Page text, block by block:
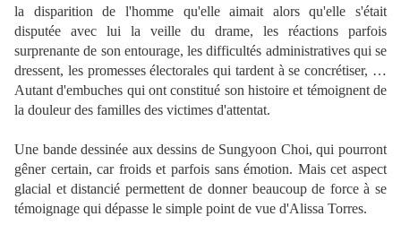
la disparition de l'homme qu'elle aimait alors qu'elle s'était
disputée avec lui la veille du drame, les réactions parfois
surprenante de son entourage, les difficultés administratives qui se
dressent, les promesses électorales qui tardent à se concrétiser, …
Autant d'embuches qui ont constitué son histoire et témoignent de
la douleur des familles des victimes d'attentat.
Une bande dessinée aux dessins de Sungyoon Choi, qui pourront
gêner certain, car froids et parfois sans émotion. Mais cet aspect
glacial et distancié permettent de donner beaucoup de force à se
témoignage qui dépasse le simple point de vue d'Alissa Torres.